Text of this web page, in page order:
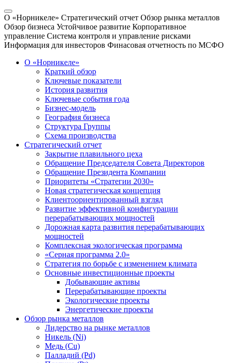
О «Норникеле» Стратегический отчет Обзор рынка металлов
Обзор бизнеса Устойчивое развитие Корпоративное
управление Система контроля и управление рисками
Информация для инвесторов Финасовая отчетность по МСФО
О «Норникеле»
Краткий обзор
Ключевые показатели
История развития
Ключевые события года
Бизнес-модель
География бизнеса
Структура Группы
Схема производства
Стратегический отчет
Закрытие плавильного цеха
Обращение Председателя Совета Директоров
Обращение Президента Компании
Приоритеты «Стратегии 2030»
Новая стратегическая концепция
Клиентоориентированный взгляд
Развитие эффективной конфигурации
перерабатывающих мощностей
Дорожная карта развития перерабатывающих
мощностей
Комплексная экологическая программа
«Серная программа 2.0»
Стратегия по борьбе с изменением климата
Основные инвестиционные проекты
Добывающие активы
Перерабатывающие проекты
Экологические проекты
Энергетические проекты
Обзор рынка металлов
Лидерство на рынке металлов
Никель (Ni)
Медь (Cu)
Палладий (Pd)